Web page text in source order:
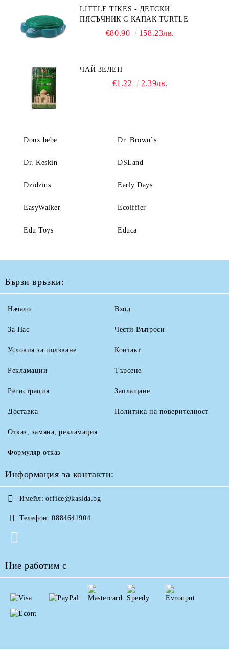
LITTLE TIKES - ДЕТСКИ
ПЯСЪЧНИК С КАПАК TURTLE
€80.90 158.23лв.
ЧАЙ ЗЕЛЕН
€1.22 2.39лв.
Doux bebe Dr. Brown`s
Dr. Keskin DSLand
Dzidzius Early Days
EasyWalker Ecoiffier
Edu Toys Educa
Бързи връзки:
Начало
За Нас
Условия за ползване
Рекламации
Вход
Чести Въпроси
Контакт
Търсене
Регистрация
Доставка
Отказ, замяна, рекламация
Формуляр отказ
Заплащане
Политика на поверителност
Информация за контакти:
Имейл: office@kasida.bg
Телефон: 0884641904
Ние работим с